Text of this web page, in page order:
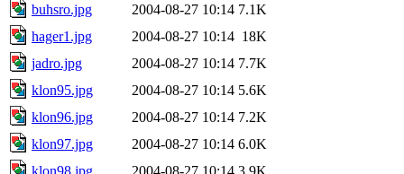
buhsro.jpg
2004-08-27 10:14 7.1K
hager1.jpg
2004-08-27 10:14 18K
jadro.jpg
2004-08-27 10:14 7.7K
klon95.jpg
2004-08-27 10:14 5.6K
klon96.jpg
2004-08-27 10:14 7.2K
klon97.jpg
2004-08-27 10:14 6.0K
klon98.jpg
2004-08-27 10:14 3.9K